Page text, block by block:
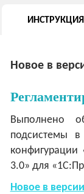
Новое в
Выполнено
подсистемы
конфигурации
3.0» для
Новое в